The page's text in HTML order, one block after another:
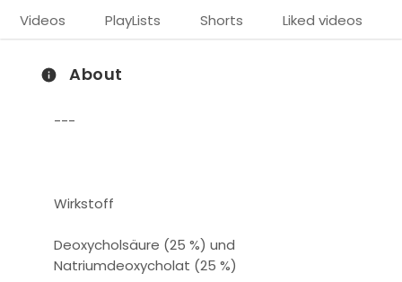
Videos PlayLists Shorts Liked videos
About
---
Wirkstoff
Deoxycholsäure (25 %) und
Natriumdeoxycholat (25 %)